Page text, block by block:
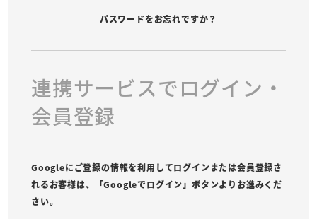
パスワードをお忘れですか？
連携サービスでログイン・
会員登録
Googleにご登録の情報を利用してログインまたは会員登録さ
れるお客様は、「Googleでログイン」ボタンよりお進みくだ
さい。